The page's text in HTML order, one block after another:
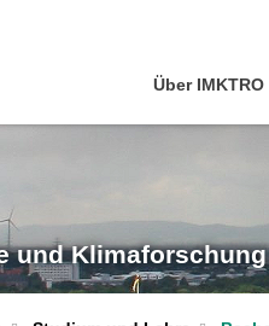
Über IMKTRO
und Klimaforschung